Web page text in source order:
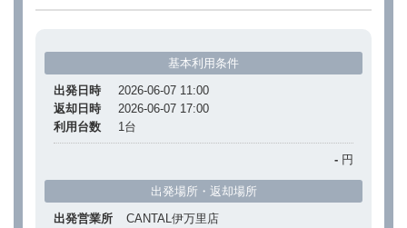
基本利用条件
出発日時
2026-06-07 11:00
返却日時
2026-06-07 17:00
利用台数
1 台
- 円
出発場所・返却場所
出発営業所
CANTAL伊万里店